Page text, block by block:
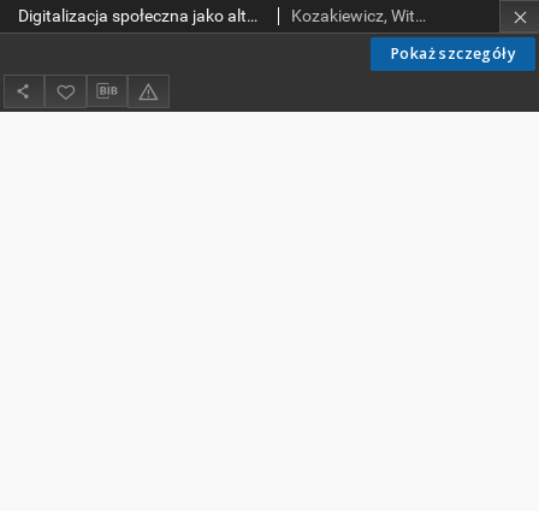
Pokaż szczegóły
Digitalizacja społeczna jako alternatywa dla bibliotek cyfrowych Kozakiewicz, Witold.